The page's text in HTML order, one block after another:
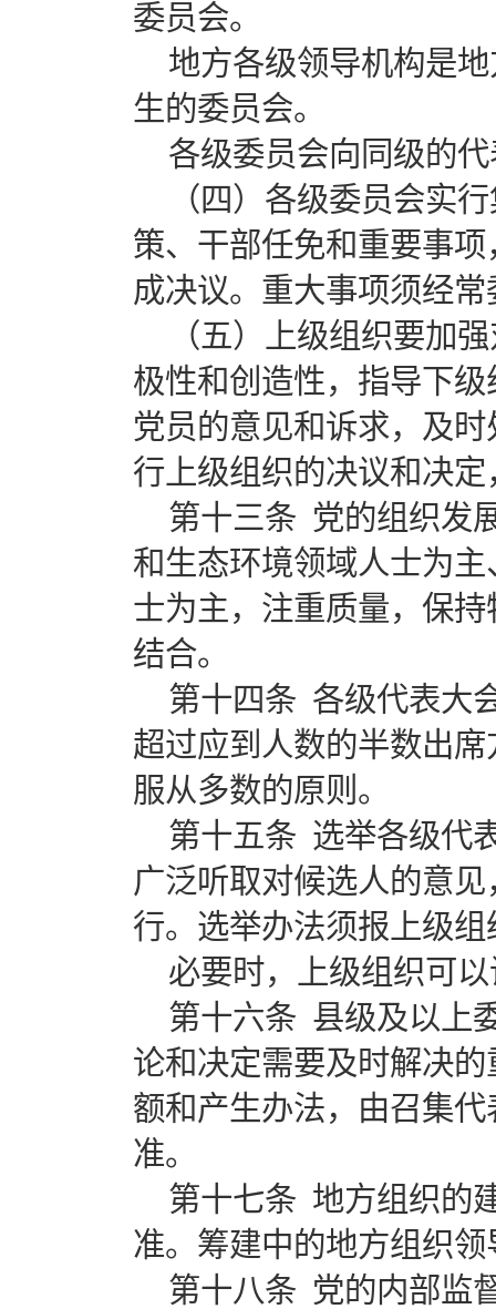
委员会。
地方各级领导机构是
生的委员会。
各级委员会向同级的
（四）各级委员会实
策、干部任免和重要事
成决议。重大事项须经
（五）上级组织要加
极性和创造性，指导下
党员的意见和诉求，及
行上级组织的决议和决
第十三条 党的组织发
和生态环境领域人士为
士为主，注重质量，保
结合。
第十四条 各级代表大
超过应到人数的半数出
服从多数的原则。
第十五条 选举各级代
广泛听取对候选人的意
行。选举办法须报上级组
必要时，上级组织可
第十六条 县级及以上
论和决定需要及时解决
额和产生办法，由召集
准。
第十七条 地方组织的
准。筹建中的地方组织
第十八条 党的内部监